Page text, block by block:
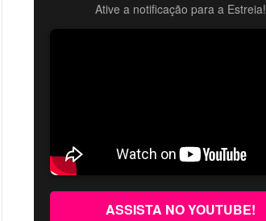
Ative a notificação para a Estreia!
ASSISTA NO YOUTUBE!